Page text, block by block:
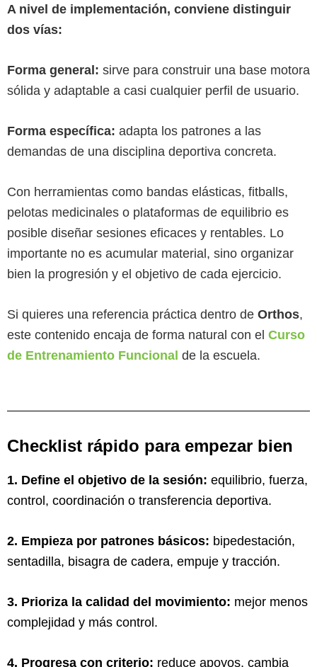
A nivel de implementación, conviene distinguir
dos vías:
Forma general: sirve para construir una base motora
sólida y adaptable a casi cualquier perfil de usuario.
Forma específica: adapta los patrones a las
demandas de una disciplina deportiva concreta.
Con herramientas como bandas elásticas, fitballs,
pelotas medicinales o plataformas de equilibrio es
posible diseñar sesiones eficaces y rentables. Lo
importante no es acumular material, sino organizar
bien la progresión y el objetivo de cada ejercicio.
Si quieres una referencia práctica dentro de Orthos,
este contenido encaja de forma natural con el Curso
de Entrenamiento Funcional de la escuela.
Checklist rápido para empezar bien
1. Define el objetivo de la sesión: equilibrio, fuerza,
control, coordinación o transferencia deportiva.
2. Empieza por patrones básicos: bipedestación,
sentadilla, bisagra de cadera, empuje y tracción.
3. Prioriza la calidad del movimiento: mejor menos
complejidad y más control.
4. Progresa con criterio: reduce apoyos, cambia